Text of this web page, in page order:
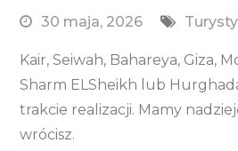
30 maja, 2026
Kair, Seiwah, Bahareya, Giza,
Sharm ELSheikh lub
trakcie realizacji. Mamy
wrócisz.